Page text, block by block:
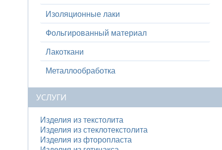
Изоляционные лаки
Фольгированный материал
Лакоткани
Металлообработка
УСЛУГИ
Изделия из текстолита
Изделия из стеклотекстолита
Изделия из фторопласта